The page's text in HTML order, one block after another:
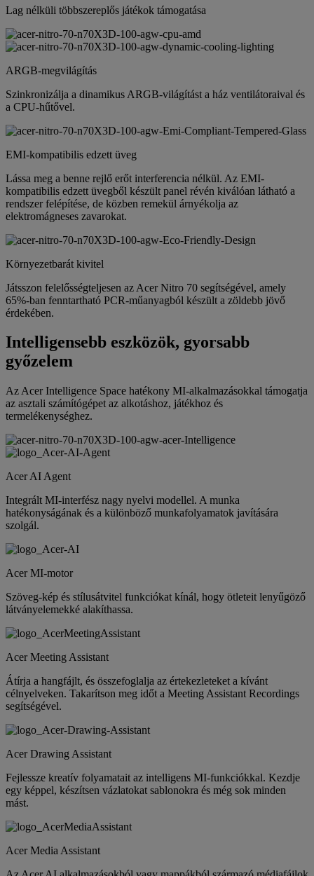
Lag nélküli többszereplős játékok támogatása
ARGB-megvilágítás
Szinkronizálja a dinamikus ARGB-világítást a ház ventilátoraival és
a CPU-hűtővel.
EMI-kompatibilis edzett üveg
Lássa meg a benne rejlő erőt interferencia nélkül. Az EMI-
kompatibilis edzett üvegből készült panel révén kiválóan látható a
rendszer felépítése, de közben remekül árnyékolja az
elektromágneses zavarokat.
Környezetbarát kivitel
Játsszon felelősségteljesen az Acer Nitro 70 segítségével, amely
65%-ban fenntartható PCR-műanyagból készült a zöldebb jövő
érdekében.
Intelligensebb eszközök, gyorsabb
győzelem
Az Acer Intelligence Space hatékony MI-alkalmazásokkal támogatja
az asztali számítógépet az alkotáshoz, játékhoz és
termelékenységhez.
Acer AI Agent
Integrált MI-interfész nagy nyelvi modellel. A munka
hatékonyságának és a különböző munkafolyamatok javítására
szolgál.
Acer MI-motor
Szöveg-kép és stílusátvitel funkciókat kínál, hogy ötleteit lenyűgöző
látványelemekké alakíthassa.
Acer Meeting Assistant
Átírja a hangfájlt, és összefoglalja az értekezleteket a kívánt
célnyelveken. Takarítson meg időt a Meeting Assistant Recordings
segítségével.
Acer Drawing Assistant
Fejlessze kreatív folyamatait az intelligens MI-funkciókkal. Kezdje
egy képpel, készítsen vázlatokat sablonokra és még sok minden
mást.
Acer Media Assistant